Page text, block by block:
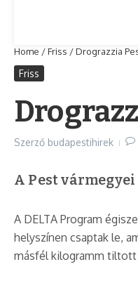
Home /Friss /Drograzzia
Friss
Szerző budapestihirek
A Pest
A DELTA Program
helyszínen csaptak le,
másfél kilogramm tiltott